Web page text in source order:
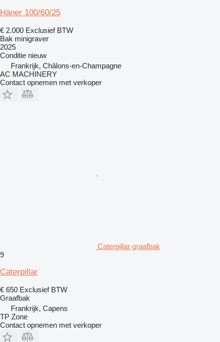
Häner 100/60/25
€ 2.000 Exclusief BTW
Bak minigraver
2025
Conditie nieuw
Frankrijk, Châlons-en-Champagne
AC MACHINERY
Contact opnemen met verkoper
Caterpillar graafbak
9
Caterpillar
€ 650 Exclusief BTW
Graafbak
Frankrijk, Capens
TP Zone
Contact opnemen met verkoper